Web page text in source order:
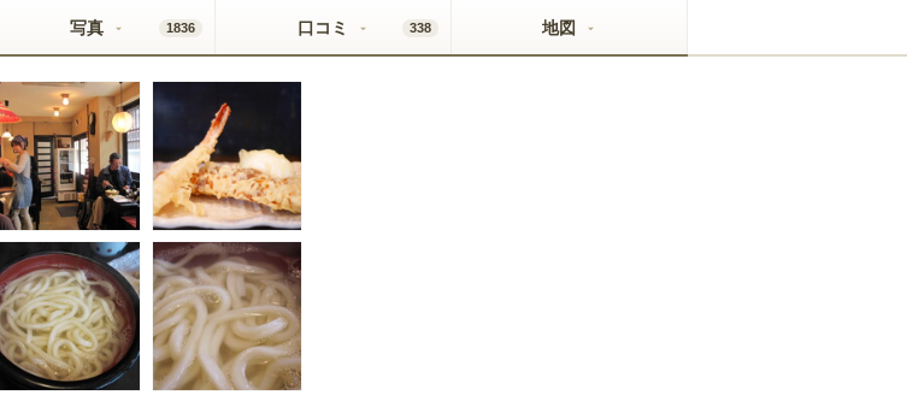
写真 1836 口コミ 338 地図